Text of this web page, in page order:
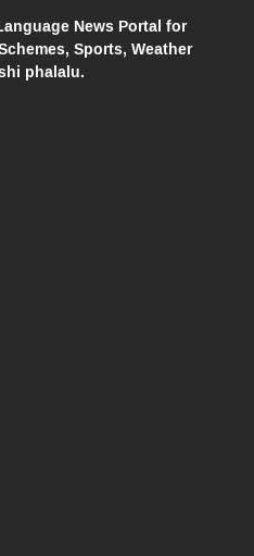
News Portal for
Sports, Weather
phalalu.